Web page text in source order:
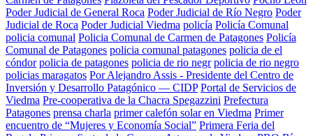
Poder Judicial de General Roca Poder Judicial de Río Negro Poder
Judicial de Roca Poder Judicial Viedma policía Policía Comunal
policia comunal Policia Comunal de Carmen de Patagones Policía
Comunal de Patagones policia comunal patagones policia de el
cóndor policia de patagones policia de rio negr policia de rio negro
policias maragatos Por Alejandro Assis - Presidente del Centro de
Inversión y Desarrollo Patagónico — CIDP Portal de Servicios de
Viedma Pre-cooperativa de la Chacra Spegazzini Prefectura
Patagones prensa charla primer calefón solar en Viedma Primer
encuentro de “Mujeres y Economía Social” Primera Feria del